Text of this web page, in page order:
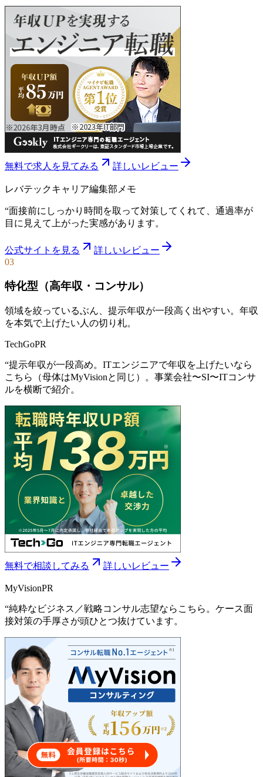
無料で求人を見てみる 詳しいレビュー
レバテックキャリア編集部メモ
“面接前にしっかり時間を取って対策してくれて、通過率が
目に見えて上がった実感があります。
公式サイトを見る
詳しいレビュー
03
特化型（高年収・コンサル）
領域を絞っているぶん、提示年収が一段高く出やすい。年収
を本気で上げたい人の切り札。
TechGoPR
“提示年収が一段高め。ITエンジニアで年収を上げたいなら
こちら（母体はMyVisionと同じ）。事業会社〜SI〜ITコンサ
ルを横断で紹介。
無料で相談してみる 詳しいレビュー
MyVisionPR
“純粋なビジネス／戦略コンサル志望ならこちら。ケース面
接対策の手厚さが頭ひとつ抜けています。